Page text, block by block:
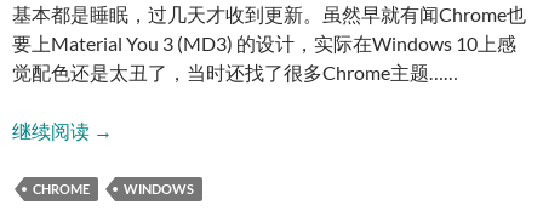
基本都是睡眠，过几天才收到更新。虽然早就有闻Chrome也
要上Material You 3 (MD3) 的设计，实际在Windows 10上感
觉配色还是太丑了，当时还找了很多Chrome主题……
继续阅读Chrome 114恢复旧版MD设计界面
→
CHROME WINDOWS